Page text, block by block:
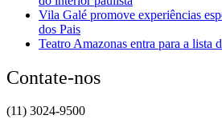
Vila Galé promove experiências
dos Pais
Teatro Amazonas entra para a lista
Contate-nos
(11) 3024-9500